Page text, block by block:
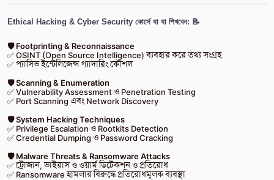
Ethical Hacking & Cyber Security কোর্সে যা যা শিখবেন: 📝
🛡️ Footprinting & Reconnaissance
✅ OSINT (Open Source Intelligence) ব্যবহার করে তথ্য সংগ্রহ
✅ প্যাসিভ ইন্টেলিজেন্স গ্যাদারিং কৌশল
🛡️ Scanning & Enumeration
✅ Vulnerability Assessment ও Penetration Testing
✅ Port Scanning এবং Network Discovery
🛡️ System Hacking Techniques
✅ Privilege Escalation ও Rootkits Detection
✅ Credential Dumping ও Password Cracking
🛡️ Malware Threats & Ransomware Attacks
✅ ট্রোজান, ভাইরাস ও ওয়ার্ম ডিটেকশন ও প্রতিরোধ
✅ Ransomware হামলার বিরুদ্ধে প্রতিরোধমূলক ব্যবস্থা